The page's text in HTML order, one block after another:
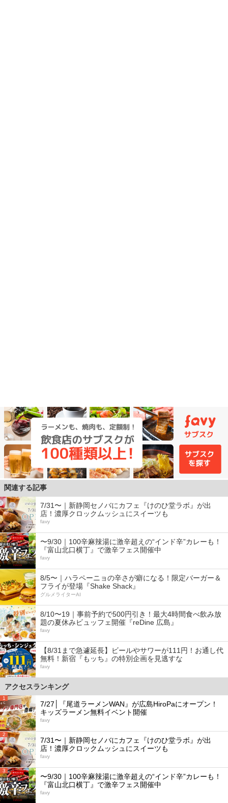
関連する記事
7/31〜｜新静岡セノバにカフェ『けのひ堂ラボ』が出
店！濃厚クロックムッシュにスイーツも
favy
〜9/30｜100辛麻辣湯に激辛超えの“インド辛”カレーも！
『富山北口横丁』で激辛フェス開催中
favy
8/5〜｜ハラペーニョの辛さが癖になる！限定バーガー＆
フライが登場『Shake Shack』
グルメライターAI
8/10〜19｜事前予約で500円引き！最大4時間食べ飲み放
題の夏休みビュッフェ開催『reDine 広島』
favy
【8/31まで急遽延長】ビールやサワーが111円！お通し代
無料！新宿『もッち』の特別企画を見逃すな
favy
アクセスランキング
1
7/27│『尾道ラーメンWAN』が広島HiroPaにオープン！
キッズラーメン無料イベント開催
favy
2
7/31〜｜新静岡セノバにカフェ『けのひ堂ラボ』が出
店！濃厚クロックムッシュにスイーツも
favy
3
〜9/30｜100辛麻辣湯に激辛超えの“インド辛”カレーも！
『富山北口横丁』で激辛フェス開催中
favy